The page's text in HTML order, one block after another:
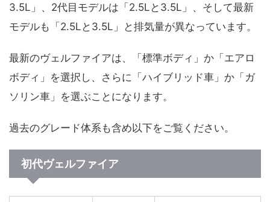
3.5L」、2代目モデルは「2.5Lと3.5L」、そして最新
モデルも「2.5Lと3.5L」と排気量が異なっています。
最新のヴェルファイアは、「標準ボディ」か「エアロ
ボディ」を選択し、さらに「ハイブリッド車」か「ガ
ソリン車」を選ぶことになります。
過去のグレード体系も含め以下をご覧ください。
初代ヴェルファイア